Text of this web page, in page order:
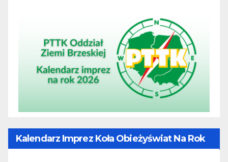
Kalendarz Imprez Koła Obieżyświat Na Rok